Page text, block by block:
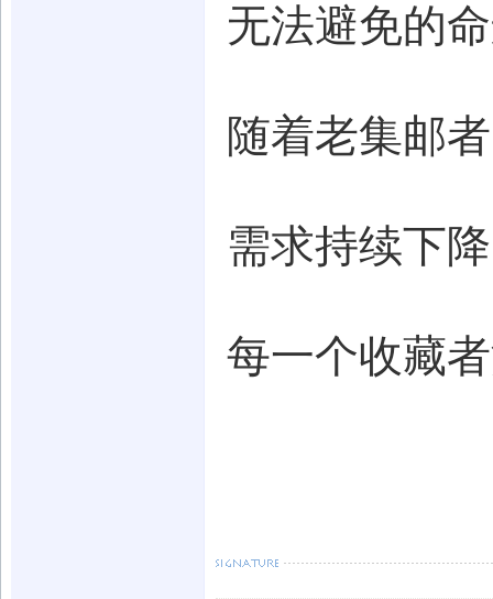
无法避免的
随着老集邮
需求持续下
每一个收藏